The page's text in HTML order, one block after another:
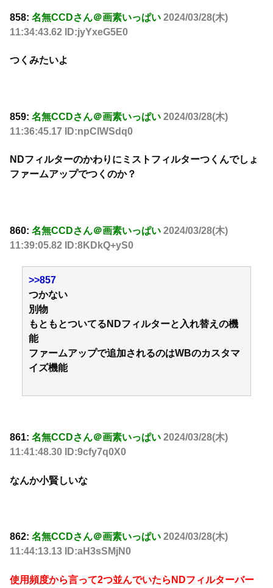
858: 名無CCDさん＠画素いっぱい 2024/03/28(木)
11:34:43.62 ID:jyYxeG5E0
つくみたいよ
859: 名無CCDさん＠画素いっぱい 2024/03/28(木)
11:36:45.17 ID:npClWSdq0
NDフィルターのかわりにミストフィルターつくんでしょ
ファームアップでつくのか？
860: 名無CCDさん＠画素いっぱい 2024/03/28(木)
11:39:05.82 ID:8KDkQ+yS0
>>857
つかない
別物
もともとついてるNDフィルターと入れ替えの機
能
ファームアップで追加されるのはWBのカスタマ
イズ機能
861: 名無CCDさん＠画素いっぱい 2024/03/28(木)
11:41:48.30 ID:9cfy7q0X0
なんか小賢しいな
862: 名無CCDさん＠画素いっぱい 2024/03/28(木)
11:44:13.13 ID:aH3sSMjN0
使用頻度から言って2つ並んでいたらNDフィルターバー